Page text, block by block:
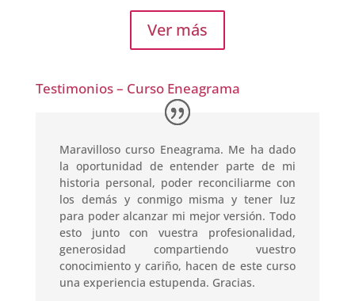
Ver más
Testimonios – Curso Eneagrama
Maravilloso curso Eneagrama. Me ha dado
la oportunidad de entender parte de mi
historia personal, poder reconciliarme con
los demás y conmigo misma y tener luz
para poder alcanzar mi mejor versión. Todo
esto junto con vuestra profesionalidad,
generosidad compartiendo vuestro
conocimiento y cariño, hacen de este curso
una experiencia estupenda. Gracias.